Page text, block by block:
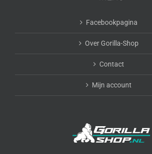
Facebookpagina
Over Gorilla-Shop
Contact
Mijn account